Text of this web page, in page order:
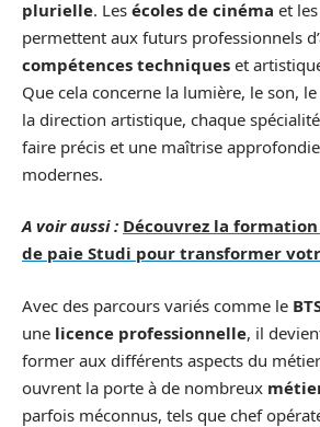
plurielle. Les écoles de cinéma et
permettent aux futurs professionnels
compétences techniques et
Que cela concerne la lumière, le son,
la direction artistique, chaque
faire précis et une maîtrise
modernes.
A voir aussi : Découvrez la
de paie Studi pour transformer
Avec des parcours variés comme le
une licence professionnelle, il
former aux différents aspects du
ouvrent la porte à de nombreux
parfois méconnus, tels que chef